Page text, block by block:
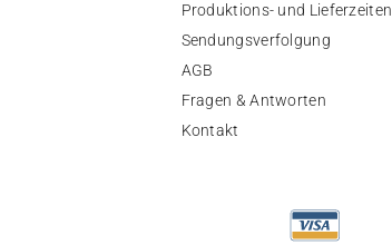
Produktions- und Lieferzeiten
Sendungsverfolgung
AGB
Fragen & Antworten
Kontakt